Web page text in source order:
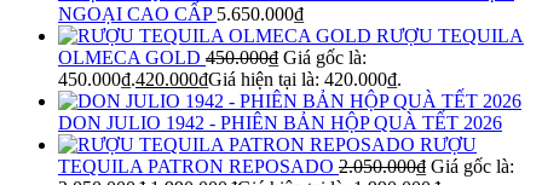
NGOẠI CAO CẤP 5.650.000₫
RƯỢU TEQUILA
OLMECA GOLD 450.000₫ Giá gốc là:
450.000₫.420.000₫Giá hiện tại là: 420.000₫.
DON JULIO 1942 - PHIÊN BẢN HỘP QUÀ TẾT 2026
RƯỢU
TEQUILA PATRON REPOSADO 2.050.000₫ Giá gốc là: